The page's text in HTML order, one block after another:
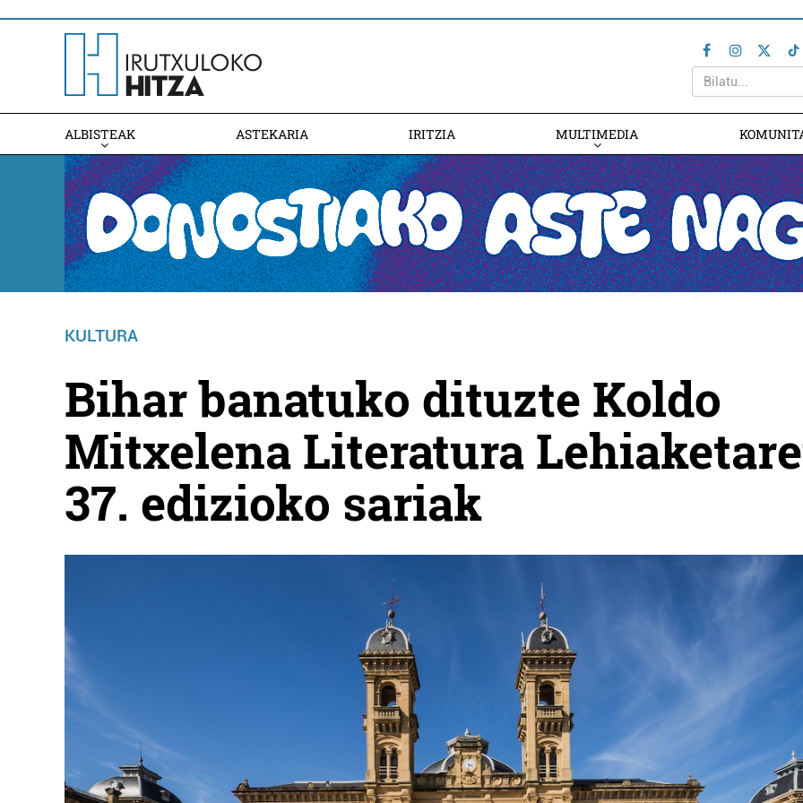
ALBISTEAK ASTEKARIA IRITZIA MULTIMEDIA
KULTURA
Bihar banatuko dituzte Koldo
Mitxelena Literatura
37. edizioko sariak